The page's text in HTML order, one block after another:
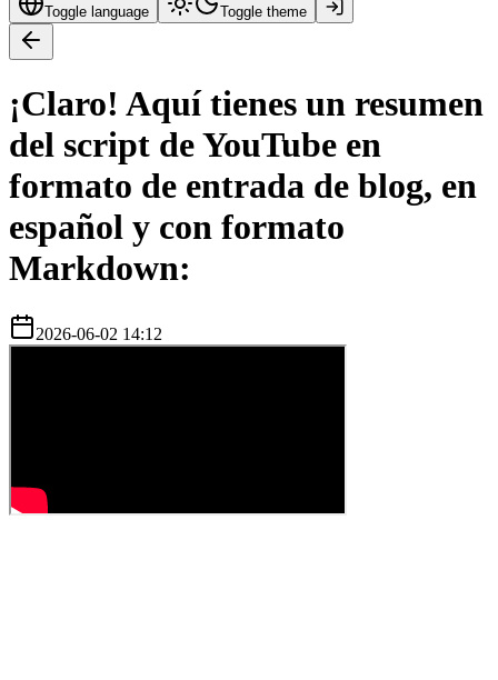
Toggle language Toggle theme
¡Claro! Aquí tienes un resumen
del script de YouTube en
formato de entrada de blog, en
español y con formato
Markdown:
2026-06-02 14:12